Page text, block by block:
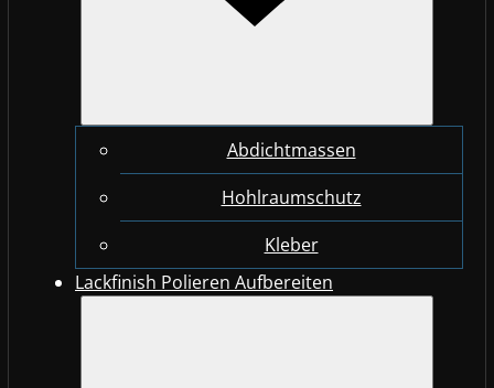
Abdichtmassen
Hohlraumschutz
Kleber
Lackfinish Polieren Aufbereiten